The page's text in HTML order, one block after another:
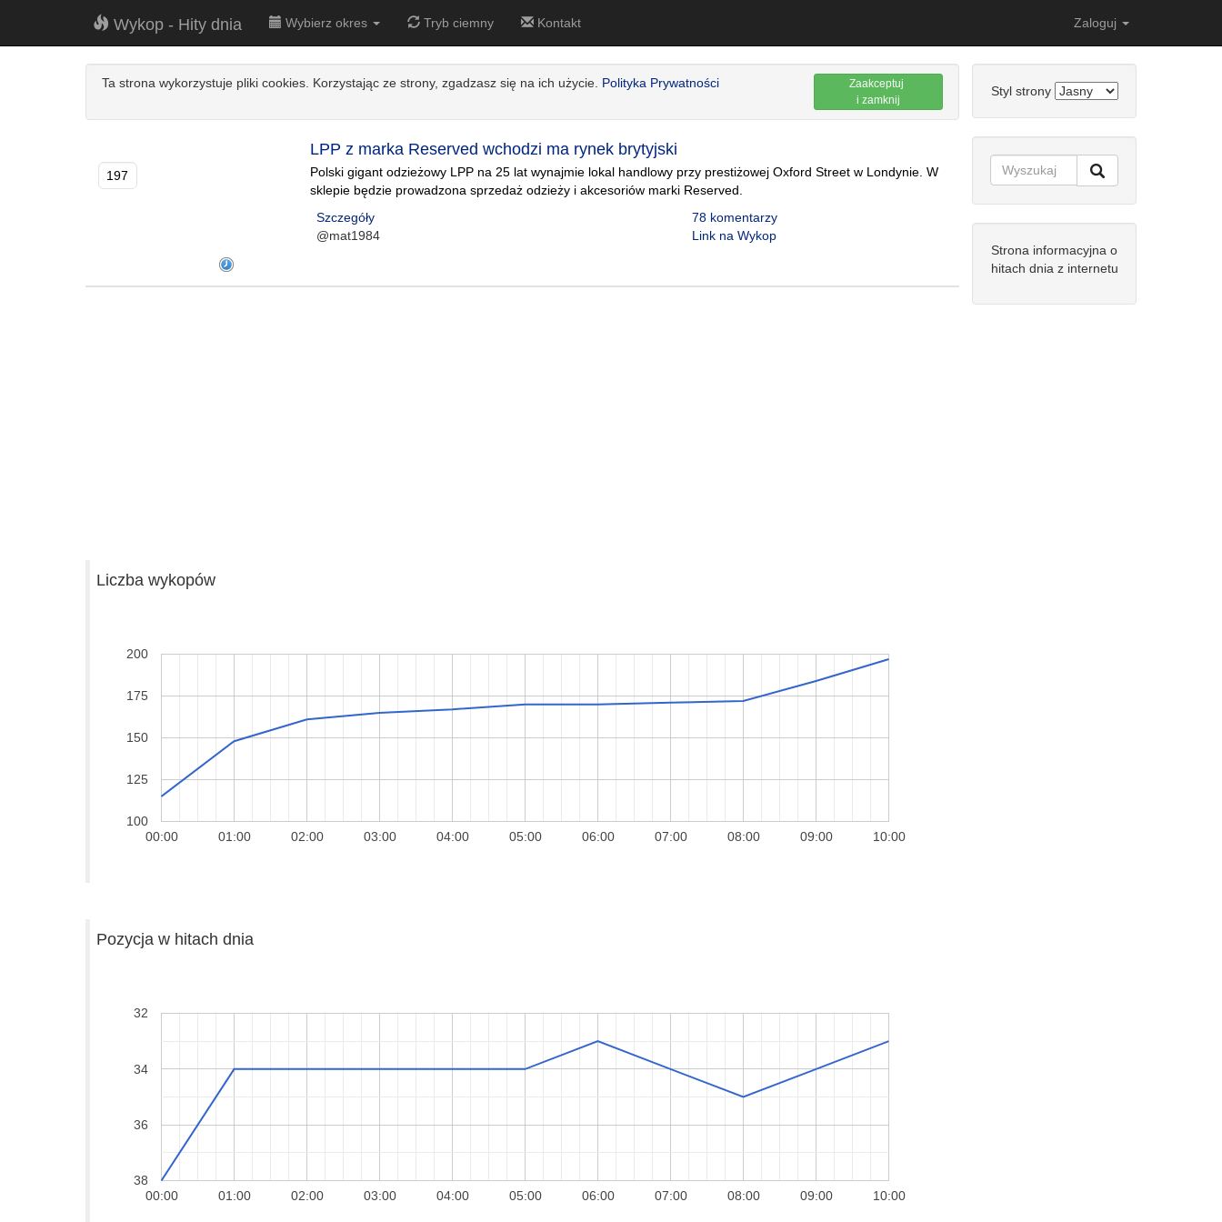
Wykop - Hity dnia Wybierz okres Tryb ciemny Kontakt Zaloguj
Ta strona wykorzystuje pliki cookies. Korzystając ze strony, zgadzasz się na ich użycie. Polityka Prywatności
Zaakceptuj
i zamknij
197
LPP z marka Reserved wchodzi ma rynek brytyjski
Polski gigant odzieżowy LPP na 25 lat wynajmie lokal handlowy przy prestiżowej Oxford Street w Londynie. W
sklepie będzie prowadzona sprzedaż odzieży i akcesoriów marki Reserved.
Szczegóły
@mat1984
78 komentarzy
Link na Wykop
Liczba wykopów
00:00 01:00 02:00 03:00 04:00 05:00 06:00 07:00 08:00 09:00 10:00
100
125
150
175
200
Pozycja w hitach dnia
00:00 01:00 02:00 03:00 04:00 05:00 06:00 07:00 08:00 09:00 10:00
32
34
36
38
Styl strony
Strona informacyjna o
hitach dnia z internetu